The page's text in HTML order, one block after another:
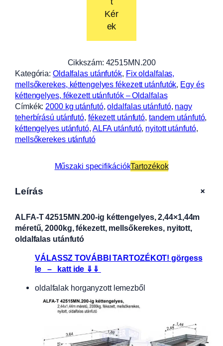
Kér
ek
Cikkszám: 42515MN.200
Kategória: Oldalfalas utánfutók, Fix oldalfalas,
mellsőkerekes, kéttengelyes fékezett utánfutók, Egy és
kéttengelyes, fékezett utánfutók – Oldalfalas
Címkék: 2000 kg utánfutó, oldalfalas utánfutó, nagy
teherbírású utánfutó, fékezett utánfutó, tandem utánfutó
kéttengelyes utánfutó, ALFA utánfutó, nyitott utánfutó
mellsőkerekes utánfutó
Műszaki specifikációkTartozékok
Leírás +
ALFA-T 42515MN.200-ig kéttengelyes, 2,44×1,44m
méretű, 2000kg, fékezett, mellsőkerekes, nyitott,
oldalfalas utánfutó
VÁLASSZ TOVÁBBI TARTOZÉKOT! görgess
le – katt ide ⇓⇓
oldalfalak horganyzott lemezből